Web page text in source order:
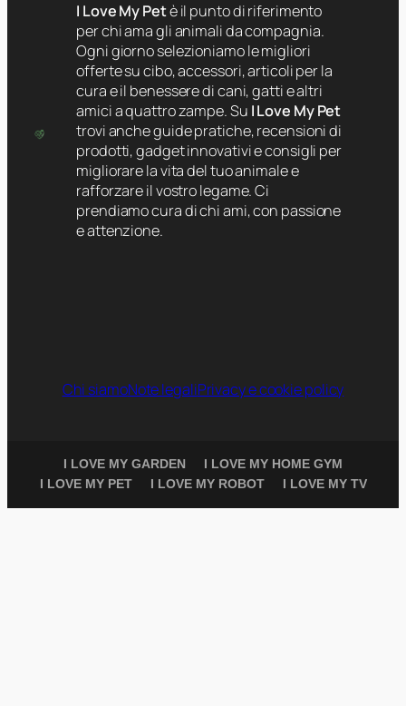
I Love My Petè il punto di riferimento
per chi ama gli animali da compagnia.
Ogni giorno selezioniamo le migliori
offerte su cibo, accessori, articoli per la
cura e il benessere di cani, gatti e altri
amici a quattro zampe. Su I Love My Pet
trovi anche guide pratiche, recensioni di
prodotti, gadget innovativi e consigli per
migliorare la vita del tuo animale e
rafforzare il vostro legame. Ci
prendiamo cura di chi ami, con passione
e attenzione.
Chi siamoNote legaliPrivacy e cookie policy
I LOVE MY GARDEN
I LOVE MY HOME GYM
I LOVE MY PET
I LOVE MY ROBOT I LOVE MY TV